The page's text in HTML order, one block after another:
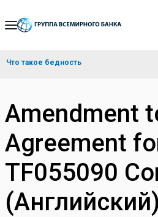
Skip
Navigation
Что такое бедность
Amendment
Agreement
TF055090
(Английский)